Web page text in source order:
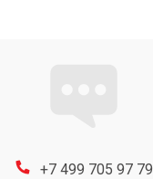
+7 499 705 97 79